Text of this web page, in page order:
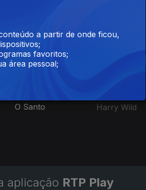
faz parte de Séries
O Santo Harry Wild
aplicação RTP Play
a partir de onde ficou,
favoritos;
área pessoal;